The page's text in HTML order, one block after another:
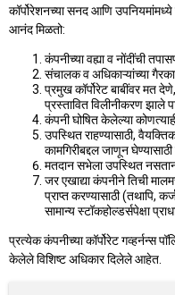
कॉर्पोरेशनच्या सनद आणि उपनियमांमध्ये
आनंद मिळतो:
कंपनीच्या वह्या व नोंदींची
संचालक व अधिकाऱ्यांच्या
प्रमुख कॉर्पोरेट बाबींवर
प्रस्तावित विलीनीकरण झाले
कंपनी घोषित केलेल्या
उपस्थित राहण्यासाठी,
कामगिरीबद्दल जाणून
मतदान सभेला उपस्थित
जर एखाद्या कंपनीने तिची
प्राप्त करण्यासाठी (तथापि,
सामान्य स्टॉकहोल्डर्सपेक्षा
प्रत्येक कंपनीच्या कॉर्पोरेट गव्हर्नन्स
केलेले विशिष्ट अधिकार दिलेले आहेत.